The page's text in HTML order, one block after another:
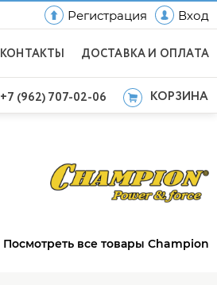
Регистрация Вход
КОНТАКТЫ ДОСТАВКА И ОПЛАТА
+7 (962) 707-02-06 КОРЗИНА
Посмотреть все товары Champion